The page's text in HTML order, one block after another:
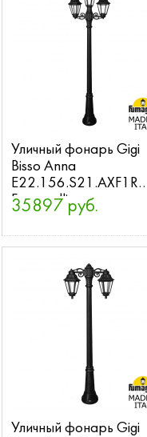
Уличный фонарь Gigi
Bisso Anna
E22.156.S21.AXF1R
Fumagalli
35897 руб.
Уличный фонарь Gigi